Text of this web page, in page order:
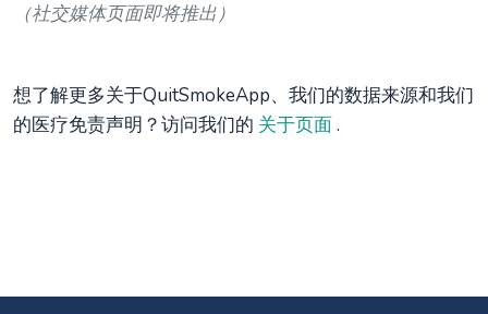
（社交媒体页面即将推出）
想了解更多关于QuitSmokeApp、我们的数据来源和我们
的医疗免责声明？访问我们的 关于页面.